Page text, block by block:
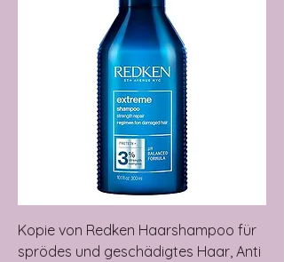
Kopie von Redken Haarshampoo für
sprödes und geschädigtes Haar, Anti